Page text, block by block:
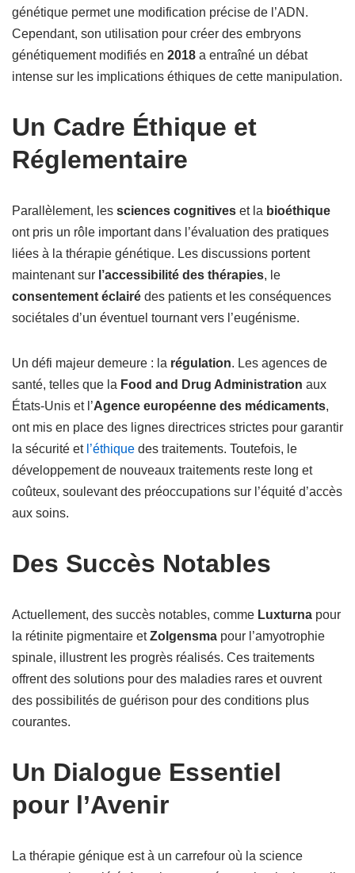
génétique permet une modification précise de l’ADN.
Cependant, son utilisation pour créer des embryons
génétiquement modifiés en 2018 a entraîné un débat
intense sur les implications éthiques de cette manipulation.
Un Cadre Éthique et
Réglementaire
Parallèlement, les sciences cognitives et la bioéthique
ont pris un rôle important dans l’évaluation des pratiques
liées à la thérapie génétique. Les discussions portent
maintenant sur l’accessibilité des thérapies, le
consentement éclairé des patients et les conséquences
sociétales d’un éventuel tournant vers l’eugénisme.
Un défi majeur demeure : la régulation. Les agences de
santé, telles que la Food and Drug Administration aux
États-Unis et l’Agence européenne des médicaments,
ont mis en place des lignes directrices strictes pour garantir
la sécurité et l’éthique des traitements. Toutefois, le
développement de nouveaux traitements reste long et
coûteux, soulevant des préoccupations sur l’équité d’accès
aux soins.
Des Succès Notables
Actuellement, des succès notables, comme Luxturna pour
la rétinite pigmentaire etZolgensma pour l’amyotrophie
spinale, illustrent les progrès réalisés. Ces traitements
offrent des solutions pour des maladies rares et ouvrent
des possibilités de guérison pour des conditions plus
courantes.
Un Dialogue Essentiel
pour l’Avenir
La thérapie génique est à un carrefour où la science